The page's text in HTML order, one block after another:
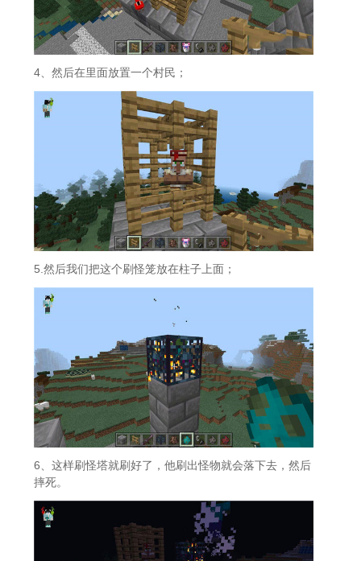
4、然后在里面放置一个村民；
5.然后我们把这个刷怪笼放在柱子上面；
6、这样刷怪塔就刷好了，他刷出怪物就会落下去，然后
摔死。